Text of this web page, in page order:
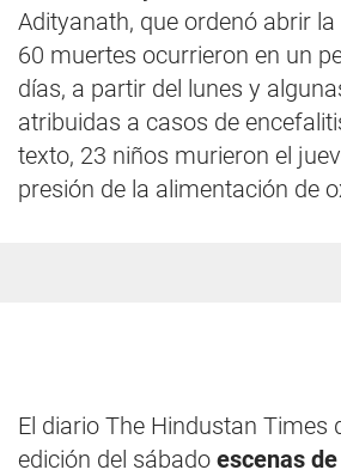
Adityanath, que ordenó abrir
60 muertes ocurrieron en un
días, a partir del lunes y
atribuidas a casos de
texto, 23 niños murieron el
presión de la alimentación de
El diario The Hindustan Times
edición del sábado escenas